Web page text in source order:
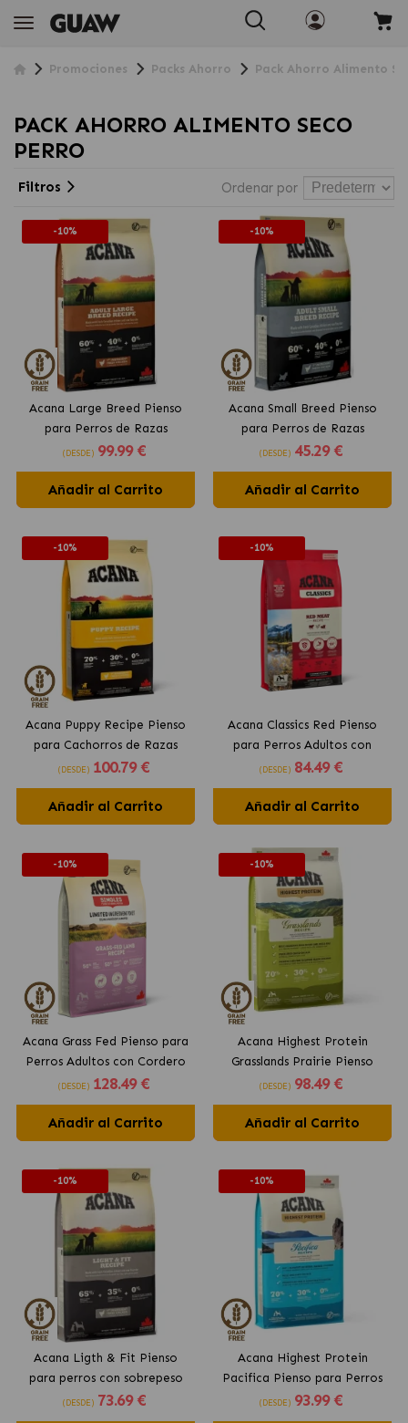
Promociones Packs Ahorro Pack Ahorro Alimento
PACK AHORRO ALIMENTO SECO
PERRO
Ordenar por
Filtros
-10%
Acana Large Breed Pienso
para Perros de Razas
Grandes con Pollo
(DESDE) 99.99 €
Añadir al Carrito
-10%
Acana Small Breed Pienso
para Perros de Razas
Pequeñas con Pollo
(DESDE) 45.29 €
Añadir al Carrito
-10%
Acana Puppy Recipe Pienso
para Cachorros de Razas
Medianas
(DESDE) 100.79 €
Añadir al Carrito
-10%
Acana Classics Red Pienso
para Perros Adultos con
Vacuno
(DESDE) 84.49 €
Añadir al Carrito
-10%
Acana Grass Fed Pienso para
Perros Adultos con Cordero
(DESDE) 128.49 €
Añadir al Carrito
-10%
Acana Highest Protein
Grasslands Prairie Pienso
para Perros Adultos con
(DESDE) 98.49 €
Añadir al Carrito
-10%
Acana Ligth & Fit Pienso
para perros con sobrepeso
con pollo fresco
(DESDE) 73.69 €
-10%
Acana Highest Protein
Pacifica Pienso para Perros
Adultos con Pescado
(DESDE) 93.99 €